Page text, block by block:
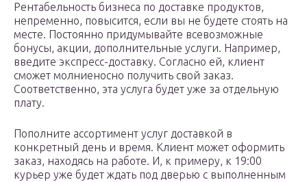
Рентабельность бизнеса по доставке продуктов,
непременно, повысится, если вы не будете стоять на
месте. Постоянно придумывайте всевозможные
бонусы, акции, дополнительные услуги. Например,
введите экспресс-доставку. Согласно ей, клиент
сможет молниеносно получить свой заказ.
Соответственно, эта услуга будет уже за отдельную
плату.
Пополните ассортимент услуг доставкой в
конкретный день и время. Клиент может оформить
заказ, находясь на работе. И, к примеру, к 19:00
курьер уже будет ждать под дверью с выполненным